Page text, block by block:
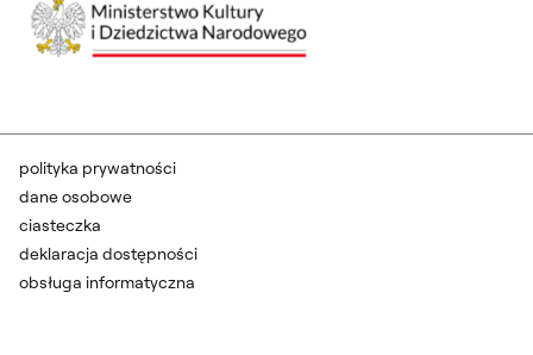
polityka prywatności
dane osobowe
ciasteczka
deklaracja dostępności
obsługa informatyczna